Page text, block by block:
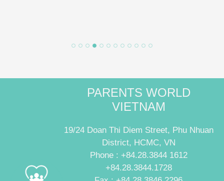
PARENTS WORLD
VIETNAM
19/24 Doan Thi Diem Street, Phu Nhuan
District, HCMC, VN
Phone : +84.28.3844 1612
+84.28.3844.1728